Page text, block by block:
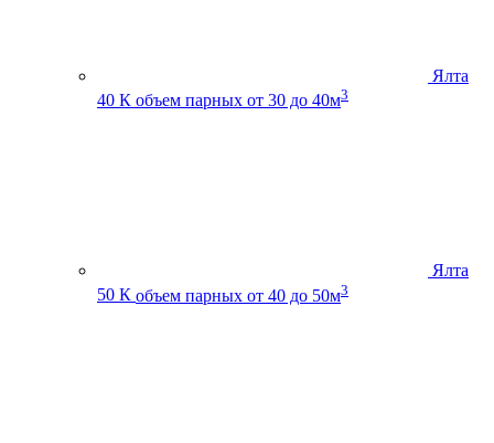
Ялта
40 К объем парных от 30 до 40м3
Ялта
50 К объем парных от 40 до 50м3